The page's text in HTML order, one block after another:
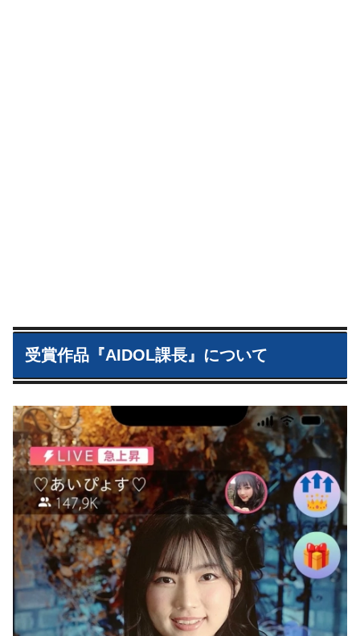
受賞作品『AIDOL課長』について